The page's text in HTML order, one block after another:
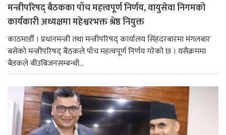
मन्त्रीपरिषद् बैठकका पाँच महत्त्वपूर्ण निर्णय, वायुसेवा निगमको
कार्यकारी अध्यक्षमा महेश्वरभक्त श्रेष्ठ नियुक्त
काठमाडौँ । प्रधानमन्त्री तथा मन्त्रीपरिषद् कार्यालय सिंहदरबारमा मंगलबार
बसेको मन्त्रीपरिषद् बैठकले पाँच महत्वपूर्ण निर्णय गरेको छ । यसैक्रममा
बैडकले बीउबिजनसम्बन्धी...